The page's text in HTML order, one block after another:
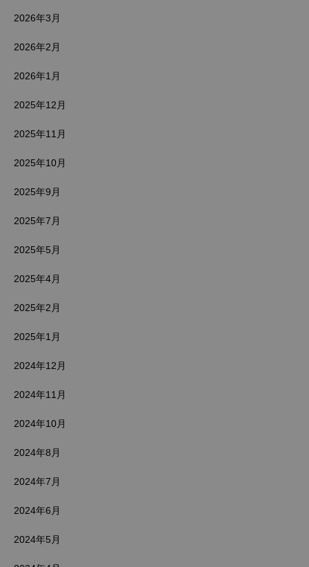
2026年3月
2026年2月
2026年1月
2025年12月
2025年11月
2025年10月
2025年9月
2025年7月
2025年5月
2025年4月
2025年2月
2025年1月
2024年12月
2024年11月
2024年10月
2024年8月
2024年7月
2024年6月
2024年5月